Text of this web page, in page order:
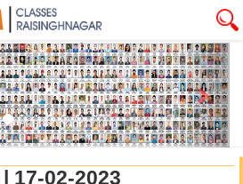
Next
17-02-2023